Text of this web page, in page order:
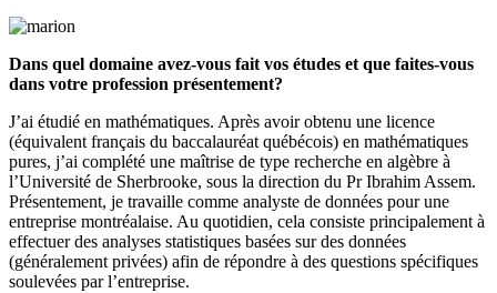
Dans quel domaine avez-vous fait vos études et que faites-vous
dans votre profession présentement?
J’ai étudié en mathématiques. Après avoir obtenu une licence
(équivalent français du baccalauréat québécois) en mathématiques
pures, j’ai complété une maîtrise de type recherche en algèbre à
l’Université de Sherbrooke, sous la direction du Pr Ibrahim Assem.
Présentement, je travaille comme analyste de données pour une
entreprise montréalaise. Au quotidien, cela consiste principalement à
effectuer des analyses statistiques basées sur des données
(généralement privées) afin de répondre à des questions spécifiques
soulevées par l’entreprise.